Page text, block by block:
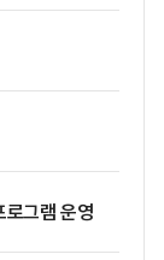
로그램 운영